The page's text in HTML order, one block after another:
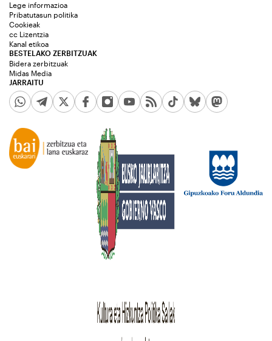
JARRAITU
Lege informazioa
Pribatutasun politika
Cookieak
cc Lizentzia
Kanal etikoa
BESTELAKO ZERBITZUAK
Bidera zerbitzuak
Midas Media